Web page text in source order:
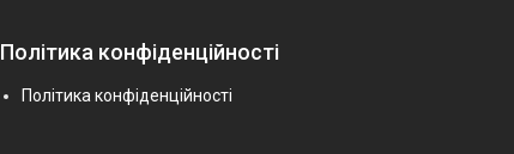
Політика конфіденційності
Політика конфіденційності